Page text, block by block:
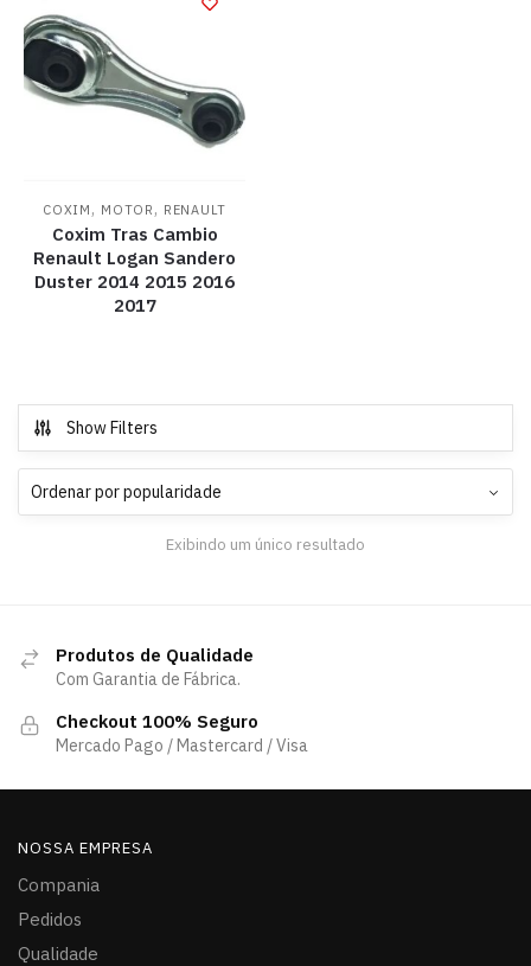
COXIM , MOTOR , RENAULT
Coxim Tras Cambio
Renault Logan Sandero
Duster 2014 2015 2016
2017
Show Filters
Exibindo um único resultado
Produtos de Qualidade
Com Garantia de Fábrica.
Checkout 100% Seguro
Mercado Pago / Mastercard / Visa
NOSSA EMPRESA
Compania
Pedidos
Qualidade